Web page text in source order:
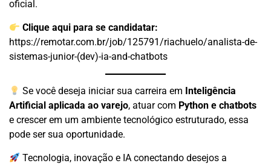
oficial.
Clique aqui para se candidatar:
https://remotar.com.br/job/125791/riachuelo/analista-de-
sistemas-junior-(dev)-ia-and-chatbots
Se você deseja iniciar sua carreira em Inteligência
Artificial aplicada ao varejo, atuar com Python e chatbots
e crescer em um ambiente tecnológico estruturado, essa
pode ser sua oportunidade.
Tecnologia, inovação e IA conectando desejos a